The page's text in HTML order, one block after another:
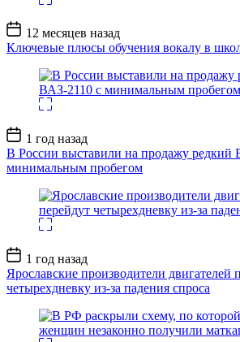
Дата
записи
12 месяцев назад
Ключевые плюсы обучения вокалу в
Дата
записи
1 год назад
В России выставили на продажу редкий
минимальным пробегом
Дата
записи
1 год назад
Ярославские производители двигателей
четырехдневку из-за падения спроса